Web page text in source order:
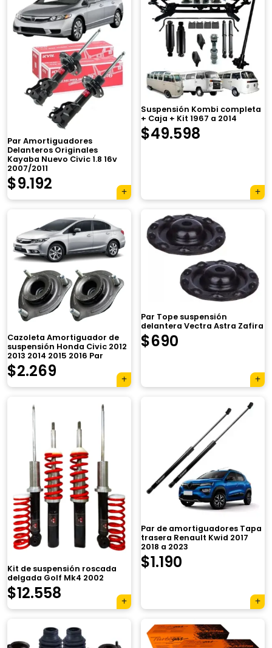
Par Amortiguadores
Delanteros Originales
Kayaba Nuevo Civic 1.8 16v
2007/2011
$9.192
Suspensión Kombi completa
+ Caja + Kit 1967 a 2014
$49.598
Cazoleta Amortiguador de
suspensión Honda Civic 2012
2013 2014 2015 2016 Par
$2.269
Par Tope suspensión
delantera Vectra Astra Zafira
$690
Kit de suspensión roscada
delgada Golf Mk4 2002
$12.558
Par de amortiguadores Tapa
trasera Renault Kwid 2017
2018 a 2023
$1.190